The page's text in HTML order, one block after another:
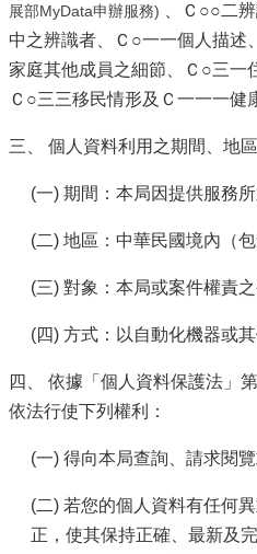
租
稅
導
專
分
眾
覽
視
客
服
房
稅
2.0
展部MyData申辦服務) 、Ｃ○○二
中之辨識者、Ｃ○一一個人描述
家庭其他成員之細節、Ｃ○三一
Ｃ○三三移民情形及Ｃ一一一健
三、 個人資料利用之期間、地
(一) 期間：本局因提供服務所
(二) 地區：中華民國境內（
(三) 對象：本局或案件權責之
(四) 方式：以自動化機器或
四、 依據「個人資料保護法」
依法行使下列權利：
(一) 得向本局查詢、請求閱
(二) 若您的個人資料有任何
正，使其保持正確、最新及完